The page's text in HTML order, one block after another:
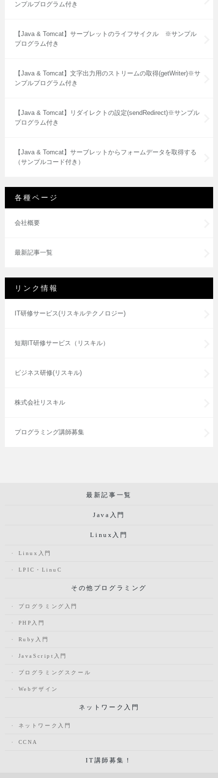
ンプルプログラム付き
【Java & Tomcat】サーブレットのライフサイクル ※サンプル
プログラム付き
【Java & Tomcat】文字出力用のストリームの取得(getWriter)※サ
ンプルプログラム付き
【Java & Tomcat】リダイレクトの設定(sendRedirect)※サンプル
プログラム付き
【Java & Tomcat】サーブレットからフォームデータを取得する
（サンプルコード付き）
各種ページ
会社概要
最新記事一覧
リンク情報
IT研修サービス(リスキルテクノロジー)
短期IT研修サービス（リスキル）
ビジネス研修(リスキル)
株式会社リスキル
プログラミング講師募集
最新記事一覧
Java入門
Linux入門
Linux入門
LPIC・LinuC
その他プログラミング
プログラミング入門
PHP入門
Ruby入門
JavaScript入門
プログラミングスクール
Webデザイン
ネットワーク入門
ネットワーク入門
CCNA
IT講師募集！